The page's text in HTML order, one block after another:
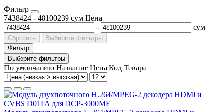
Фильтр
7438424 - 48100239 сум Цена
-
сум
Сбросить
Выберите фильтры
Фильтр
Выберите фильтры
По умолчанию Название Цена Код Товара